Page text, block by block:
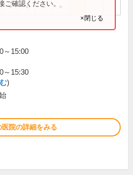
● ● ●
ご確認ください。
×閉じる
～15:00
～15:30
)
医院の詳細をみる